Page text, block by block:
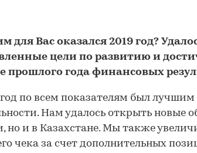
для Вас оказался 2019 год?
цели по развитию и
прошлого года финансовых
год по всем показателям был
Нам удалось открыть новые
но и в Казахстане. Мы также
чека за счет дополнительных